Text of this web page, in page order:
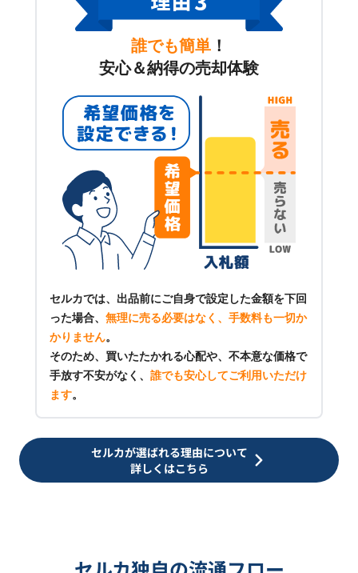
誰でも簡単 ！
安心＆納得の売却体験
セルカでは、出品前にご自身で設定した金額を下回
った場合、 無理に売る必要はなく、手数料も一切か
かりません。
そのため、買いたたかれる心配や、不本意な価格で
手放す不安がなく、 誰でも安心してご利用いただけ
ます。
セルカが選ばれる理由について
詳しくはこちら